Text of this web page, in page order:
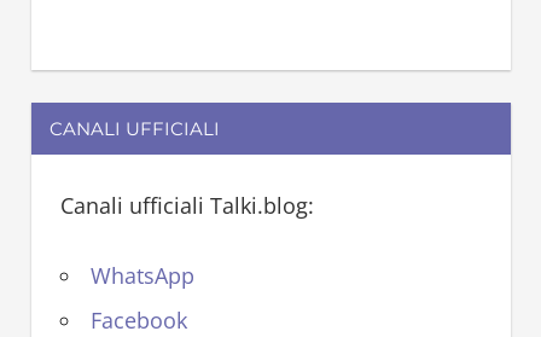
CANALI UFFICIALI
Canali ufficiali Talki.blog:
WhatsApp
Facebook